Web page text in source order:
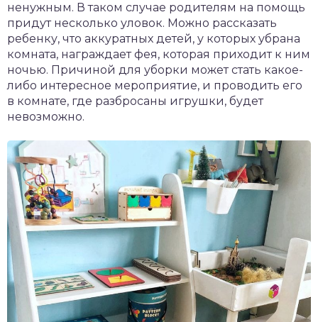
ненужным. В таком случае родителям на помощь
придут несколько уловок. Можно рассказать
ребенку, что аккуратных детей, у которых убрана
комната, награждает фея, которая приходит к ним
ночью. Причиной для уборки может стать какое-
либо интересное мероприятие, и проводить его
в комнате, где разбросаны игрушки, будет
невозможно.